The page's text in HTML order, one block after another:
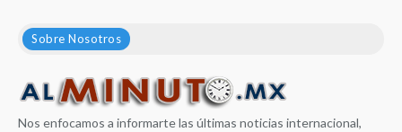
Sobre Nosotros
Nos enfocamos a informarte las últimas noticias internacional,